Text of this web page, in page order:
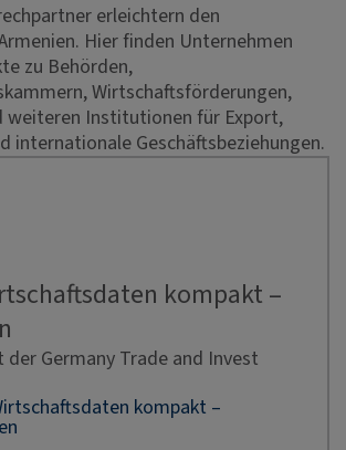
erleichtern den
Hier finden Unternehmen
zu Behörden,
Wirtschaftsförderungen,
weiteren Institutionen für Export,
internationale Geschäftsbeziehungen.
kompakt –
der Germany Trade and Invest
kompakt –